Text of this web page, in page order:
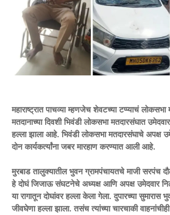
महाराष्ट्रात पाचव्या म्हणजेच शेवटच्या टप्प्याचं
मतदानाच्या दिवशी भिवंडी लोकसभा मतदारसंघात
हल्ला झाला आहे. भिवंडी लोकसभा मतदारसंघाचे अपक्ष
दोन कार्यकर्त्यांना जबर मारहाण करण्यात आली आहे.
मुरबाड तालुक्यातील भुवन ग्रामपंचायतचे माजी सरपंच
हे दोघं जिजाऊ संघटनेचे अध्यक्ष आणि अपक्ष उमेदवार
या रागातून दोघांवर हल्ला केला गेला. दुपारच्या सुमारास
जीवघेणा हल्ला झाला. तसंच त्यांच्या चारचाकी